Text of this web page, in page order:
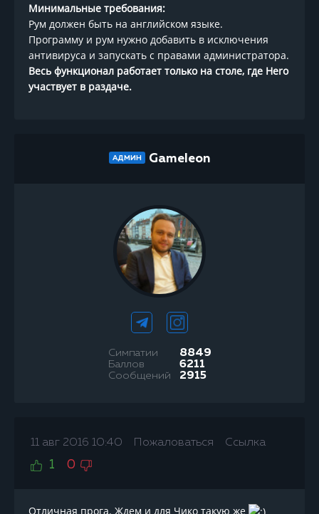
Минимальные требования:
Рум должен быть на английском языке.
Программу и рум нужно добавить в исключения
антивируса и запускать с правами администратора.
Весь функционал работает только на столе, где Hero
участвует в раздаче.
АДМИН Gameleon
Симпатии 8849
Баллов 6211
Сообщений 2915
11 авг 2016 10:40 Пожаловаться Ссылка
1 0
Отличная прога. Ждем и для Чико такую же